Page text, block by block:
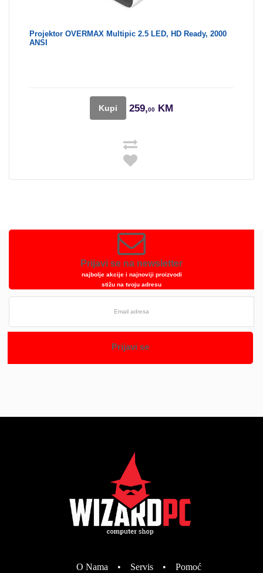
Projektor OVERMAX Multipic 2.5 LED, HD Ready, 2000
ANSI
Kupi 259,00 KM
Prijavi se na newsletter
najbolje akcije i najnoviji proizvodi
stižu na tvoju adresu
Prijavi se
O Nama • Servis • Pomoć